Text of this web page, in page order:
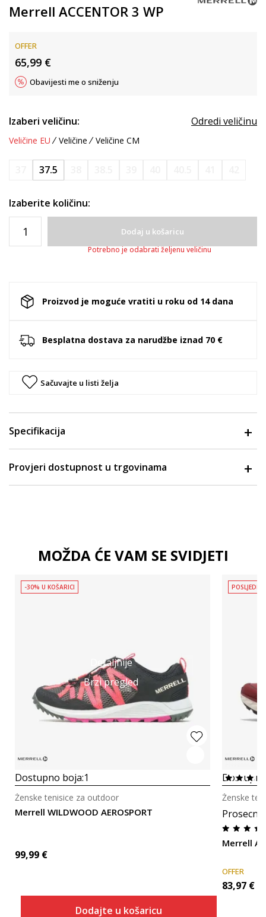
Merrell ACCENTOR 3 WP
OFFER
65,99 €
Obavijesti me o sniženju
Izaberi veličinu: Odredi veličinu
Veličine EU Veličine Veličine CM
37.5
Izaberite količinu:
Dodaj u košaricu
Potrebno je odabrati željenu veličinu
Proizvod je moguće vratiti u roku od 14 dana
Besplatna dostava za narudžbe iznad 70 €
Sačuvajte u listi želja
Specifikacija
Provjeri dostupnost u trgovinama
MOŽDA ĆE VAM SE SVIDJETI
Detaljnije
Brzi pregled
-30% U KOŠARICI
Dostupno boja:1
Merrell WILDWOOD AEROSPORT
Ženske tenisice za outdoor
99,99 €
Dodajte u košaricu
Merrell
Ženske
OFFER
83,97 €